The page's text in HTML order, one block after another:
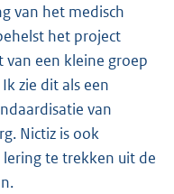
van het medisch
het project
van een kleine groep
zie dit als een
van
Nictiz is ook
te trekken uit de